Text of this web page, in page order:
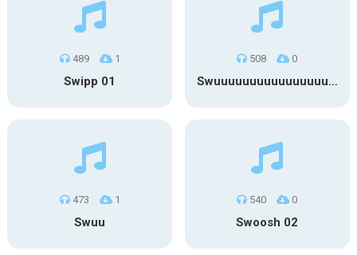
489 1
Swipp 01
508 0
Swuuuuuuuuuuuuuuuuuuuuuu
473 1
Swuu
540 0
Swoosh 02